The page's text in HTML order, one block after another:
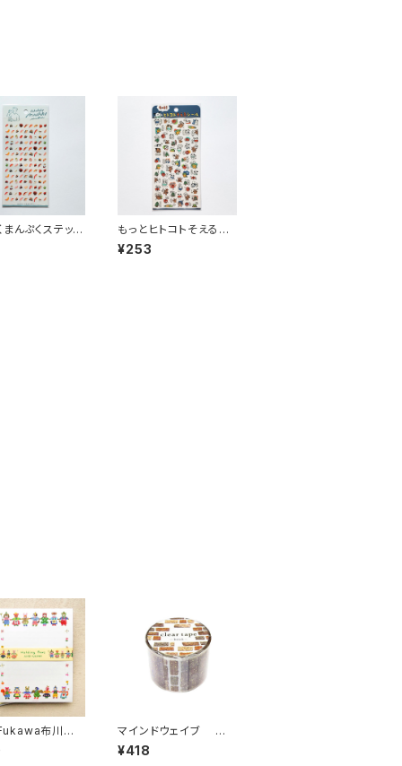
まんぷくステッカ
82318 寿司
もっとヒトコトそえるス
テッカーシール 82789
いぬたち ネイビー
¥253
布川愛
ーセット Hol
イエロー
マインドウェイブ 透
明クリアテープ95327
brickレンガ 30mm
¥418